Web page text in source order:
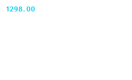
Cena:
1298.00